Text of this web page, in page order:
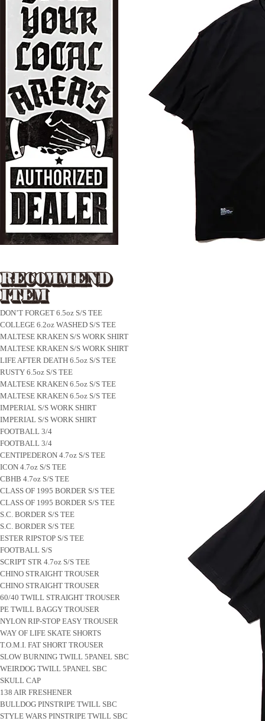
DON’T FORGET 6.5oz S/S TEE
COLLEGE 6.2oz WASHED S/S TEE
MALTESE KRAKEN S/S WORK SHIRT
MALTESE KRAKEN S/S WORK SHIRT
LIFE AFTER DEATH 6.5oz S/S TEE
RUSTY 6.5oz S/S TEE
MALTESE KRAKEN 6.5oz S/S TEE
MALTESE KRAKEN 6.5oz S/S TEE
IMPERIAL S/S WORK SHIRT
IMPERIAL S/S WORK SHIRT
FOOTBALL 3/4
FOOTBALL 3/4
CENTIPEDERON 4.7oz S/S TEE
ICON 4.7oz S/S TEE
CBHB 4.7oz S/S TEE
CLASS OF 1995 BORDER S/S TEE
CLASS OF 1995 BORDER S/S TEE
S.C. BORDER S/S TEE
S.C. BORDER S/S TEE
ESTER RIPSTOP S/S TEE
FOOTBALL S/S
SCRIPT STR 4.7oz S/S TEE
CHINO STRAIGHT TROUSER
CHINO STRAIGHT TROUSER
60/40 TWILL STRAIGHT TROUSER
PE TWILL BAGGY TROUSER
NYLON RIP-STOP EASY TROUSER
WAY OF LIFE SKATE SHORTS
T.O.M.I. FAT SHORT TROUSER
SLOW BURNING TWILL 5PANEL SBC
WEIRDOG TWILL 5PANEL SBC
SKULL CAP
138 AIR FRESHENER
BULLDOG PINSTRIPE TWILL SBC
STYLE WARS PINSTRIPE TWILL SBC